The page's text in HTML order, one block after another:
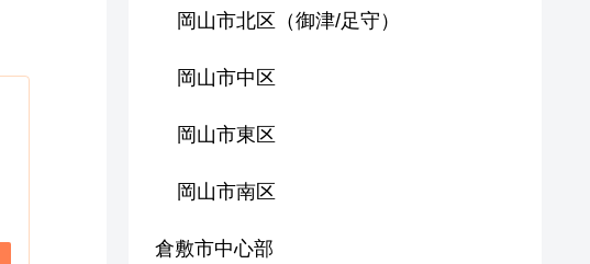
岡山市北区（御津/足守）
岡山市中区
岡山市東区
岡山市南区
倉敷市中心部